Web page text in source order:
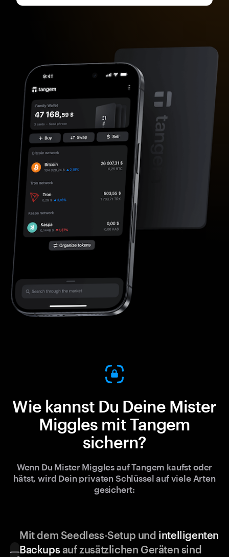
Wie kannst Du Deine Mister
Miggles mit Tangem
sichern?
Wenn Du Mister Miggles auf Tangem kaufst oder
hätst, wird Dein privaten Schlüssel auf viele Arten
gesichert:
Mit dem Seedless-Setup und intelligenten
Backupsauf zusätzlichen Geräten sind